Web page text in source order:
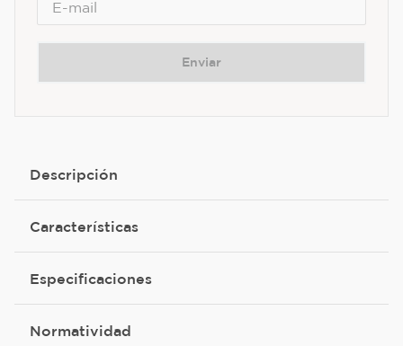
Enviar
Descripción
Características
Especificaciones
Normatividad